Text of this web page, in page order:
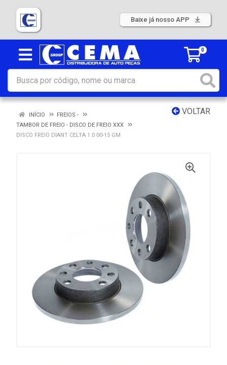
Baixe já nosso APP
0
VOLTAR
INÍCIO
FREIOS -
TAMBOR DE FREIO - DISCO DE FREIO XXX
DISCO FREIO DIANT CELTA 1.0 00-15 GM